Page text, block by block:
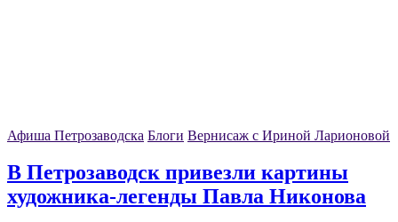
Афиша Петрозаводска Блоги Вернисаж с Ириной Ларионовой
В Петрозаводск привезли картины
художника-легенды Павла Никонова